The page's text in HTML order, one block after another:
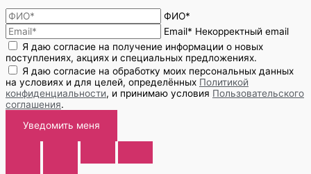
ФИО*
Email* Некорректный email
Я даю согласие на получение информации о новых
поступлениях, акциях и специальных предложениях.
Я даю согласие на обработку моих персональных данных
на условиях и для целей, определённых Политикой
конфиденциальности, и принимаю условия Пользовательского
соглашения.
Уведомить меня